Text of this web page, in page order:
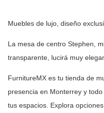
Muebles de lujo, diseño
La mesa de centro Stephen,
transparente, lucirá muy
FurnitureMX es tu tienda de
presencia en Monterrey y
tus espacios. Explora